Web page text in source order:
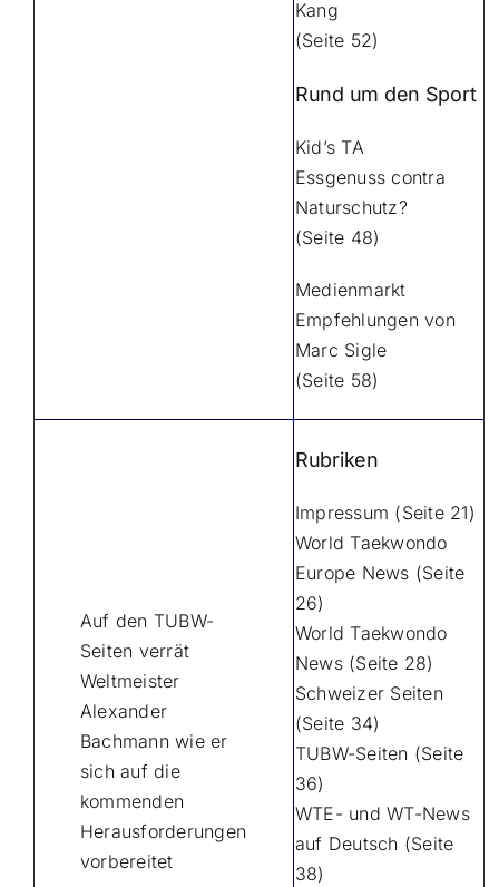
Kang
(Seite 52)
Rund um den Sport
Kid’s TA
Essgenuss contra
Naturschutz?
(Seite 48)
Medienmarkt
Empfehlungen von
Marc Sigle
(Seite 58)
Auf den TUBW-
Seiten verrät
Weltmeister
Alexander
Bachmann wie er
sich auf die
kommenden
Herausforderungen
vorbereitet
Rubriken
Impressum (Seite 21)
World Taekwondo
Europe News (Seite
26)
World Taekwondo
News (Seite 28)
Schweizer Seiten
(Seite 34)
TUBW-Seiten (Seite
36)
WTE- und WT-News
auf Deutsch (Seite
38)